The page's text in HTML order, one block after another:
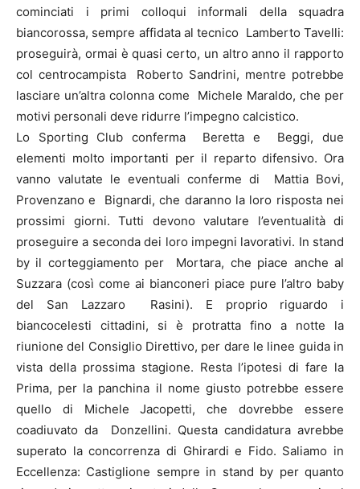
cominciati i primi colloqui informali della squadra
biancorossa, sempre affidata al tecnico Lamberto Tavelli:
proseguirà, ormai è quasi certo, un altro anno il rapporto
col centrocampista Roberto Sandrini, mentre potrebbe
lasciare un’altra colonna come Michele Maraldo, che per
motivi personali deve ridurre l’impegno calcistico.
Lo Sporting Club conferma Beretta e Beggi, due
elementi molto importanti per il reparto difensivo. Ora
vanno valutate le eventuali conferme di Mattia Bovi,
Provenzano e Bignardi, che daranno la loro risposta nei
prossimi giorni. Tutti devono valutare l’eventualità di
proseguire a seconda dei loro impegni lavorativi. In stand
by il corteggiamento per Mortara, che piace anche al
Suzzara (così come ai bianconeri piace pure l’altro baby
del San Lazzaro Rasini). E proprio riguardo i
biancocelesti cittadini, si è protratta fino a notte la
riunione del Consiglio Direttivo, per dare le linee guida in
vista della prossima stagione. Resta l’ipotesi di fare la
Prima, per la panchina il nome giusto potrebbe essere
quello di Michele Jacopetti, che dovrebbe essere
coadiuvato da Donzellini. Questa candidatura avrebbe
superato la concorrenza di Ghirardi e Fido. Saliamo in
Eccellenza: Castiglione sempre in stand by per quanto